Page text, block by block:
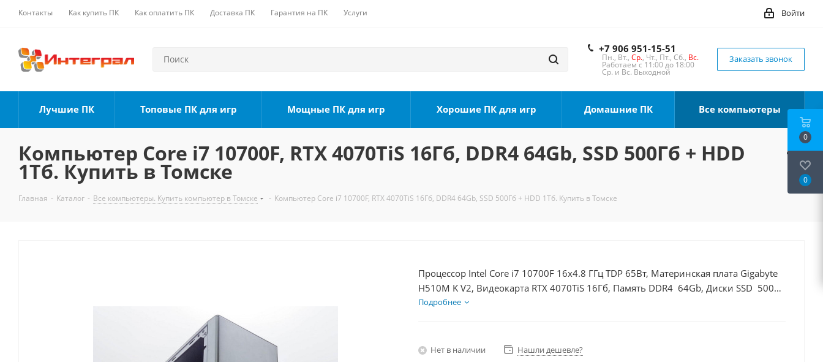
Контакты Как купить ПК Как оплатить ПК Доставка ПК Гарантия на ПК Услуги Войти
+7 906 951-15-51
Пн., Вт., Ср., Чт., Пт., Сб., Вс.
Работаем с 11:00 до 18:00
Ср. и Вс. Выходной
Заказать звонок
Лучшие ПК Топовые ПК для игр Мощные ПК для игр Хорошие ПК для игр Домашние ПК Все компьютеры
Компьютер Core i7 10700F, RTX 4070TiS 16Гб, DDR4 64Gb, SSD 500Гб + HDD
1Тб. Купить в Томске
Главная - Каталог - Все компьютеры. Купить компьютер в Томске - Компьютер Core i7 10700F, RTX 4070TiS 16Гб, DDR4 64Gb, SSD 500Гб + HDD 1Тб. Купить в Томске
Процессор Intel Core i7 10700F 16x4.8 ГГц TDP 65Вт, Материнская плата Gigabyte
H510M K V2, Видеокарта RTX 4070TiS 16Гб, Память DDR4 64Gb, Диски SSD 500Гб
+ HDD 1Тб, БП 750Вт
Подробнее
Нет в наличии Нашли дешевле?
0
0